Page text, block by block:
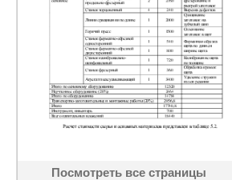
Посмотреть все страницы